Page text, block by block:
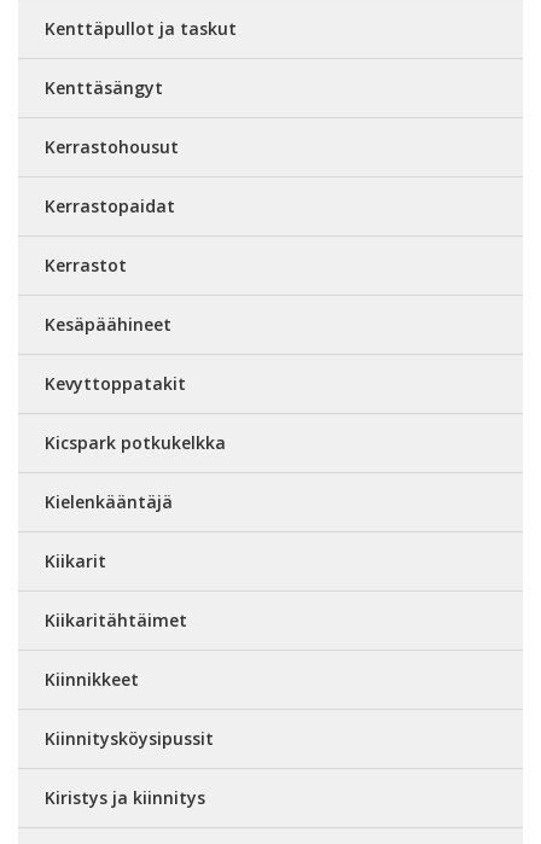
Kenttäpullot ja taskut
Kenttäsängyt
Kerrastohousut
Kerrastopaidat
Kerrastot
Kesäpäähineet
Kevyttoppatakit
Kicspark potkukelkka
Kielenkääntäjä
Kiikarit
Kiikaritähtäimet
Kiinnikkeet
Kiinnitysköysipussit
Kiristys ja kiinnitys